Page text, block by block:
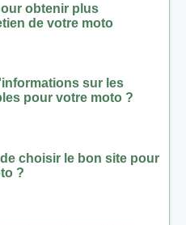
obtenir plus
de votre moto
sur les
pour votre moto ?
choisir le bon site pour
?